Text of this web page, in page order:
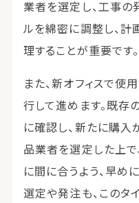
業者を選定し、工事の
ルを綿密に調整し、計
理することが重要です。
また、新オフィスで使
行して進めます。既存
に確認し、新たに購入
品業者を選定した上
に間に合うよう、早め
選定や発注も、このタ